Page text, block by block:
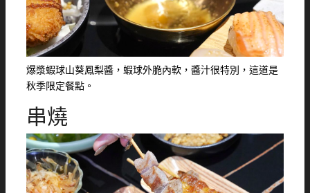
爆漿蝦球山葵鳳梨醬，蝦球外脆內軟，醬汁很特別，這道是
秋季限定餐點。
串燒